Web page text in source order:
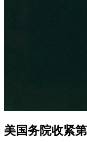
美国务院收紧